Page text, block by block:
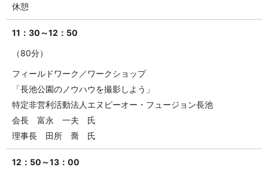
休憩
11：30～12：50
（80分）
フィールドワーク／ワークショップ
「長池公園のノウハウを撮影しよう」
特定非営利活動法人エヌピーオー・フュージョン長池
会長 富永 一夫 氏
理事長 田所 喬 氏
12：50～13：00